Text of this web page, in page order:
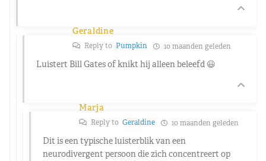
Geraldine
Reply to Pumpkin 10 maanden geleden
Luistert Bill Gates of knikt hij alleen beleefd 😃
Marja
Reply to Geraldine 10 maanden geleden
Dit is een typische luisterblik van een
neurodivergent persoon die zich concentreert op